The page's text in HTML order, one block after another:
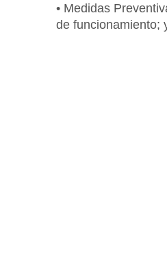
• Medidas
de funcionamiento;